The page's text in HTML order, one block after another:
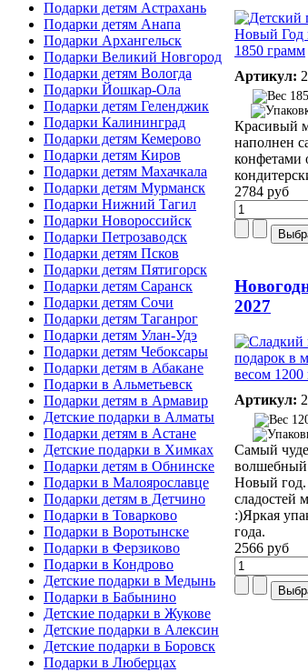
Артикул:
Красивый
наполнен
конфетами
2784 руб
2027
Артикул:
Самый
волшебный
Новый год.
сладостей
:)Яркая
года.
2566 руб
Подарки детям Астрахань
Подарки детям Анапа
Подарки Архангельск
Подарки Великий Новгород
Подарки детям Вологда
Подарки Йошкар-Ола
Подарки детям Геленджик
Подарки Калининград
Подарки детям Кемерово
Подарки детям Киров
Подарки детям Махачкала
Подарки детям Мурманск
Подарки Нижний Тагил
Подарки Новороссийск
Подарки Петрозаводск
Подарки детям Псков
Подарки детям Пятигорск
Подарки детям Саранск
Подарки детям Сочи
Подарки детям Таганрог
Подарки детям Улан-Удэ
Подарки детям Чебоксары
Подарки детям в Абакане
Подарки в Альметьевск
Подарки детям в Армавир
Детские подарки в Алматы
Подарки детям в Астане
Детские подарки в Химках
Подарки детям в Обнинске
Подарки в Малоярославце
Подарки детям в Детчино
Подарки в Товарково
Подарки в Воротынске
Подарки в Ферзиково
Подарки в Кондрово
Детские подарки в Медынь
Подарки в Бабынино
Детские подарки в Жукове
Детские подарки в Алексин
Детские подарки в Боровск
Подарки в Люберцах